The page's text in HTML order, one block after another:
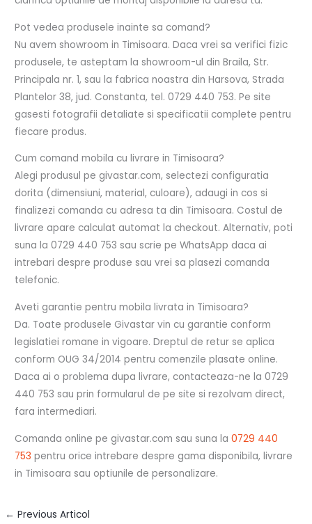
Pot vedea produsele inainte sa comand?
Nu avem showroom in Timisoara. Daca vrei sa verifici fizic
produsele, te asteptam la showroom-ul din Braila, Str.
Principala nr. 1, sau la fabrica noastra din Harsova, Strada
Plantelor 38, jud. Constanta, tel. 0729 440 753. Pe site
gasesti fotografii detaliate si specificatii complete pentru
fiecare produs.
Cum comand mobila cu livrare in Timisoara?
Alegi produsul pe givastar.com, selectezi configuratia
dorita (dimensiuni, material, culoare), adaugi in cos si
finalizezi comanda cu adresa ta din Timisoara. Costul de
livrare apare calculat automat la checkout. Alternativ, poti
suna la 0729 440 753 sau scrie pe WhatsApp daca ai
intrebari despre produse sau vrei sa plasezi comanda
telefonic.
Aveti garantie pentru mobila livrata in Timisoara?
Da. Toate produsele Givastar vin cu garantie conform
legislatiei romane in vigoare. Dreptul de retur se aplica
conform OUG 34/2014 pentru comenzile plasate online.
Daca ai o problema dupa livrare, contacteaza-ne la 0729
440 753 sau prin formularul de pe site si rezolvam direct,
fara intermediari.
Comanda online pe givastar.com sau suna la0729 440
753 pentru orice intrebare despre gama disponibila, livrare
in Timisoara sau optiunile de personalizare.
← Previous Articol